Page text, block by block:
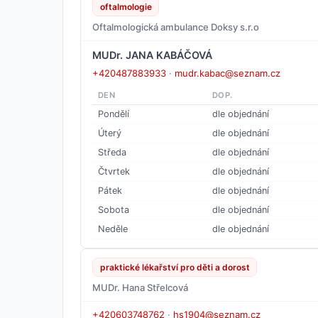
oftalmologie
Oftalmologická ambulance Doksy s.r.o
MUDr. JANA KABÁČOVÁ
+420487883933 · mudr.kabac@seznam.cz
DEN DOP.
Pondělí
dle objednání
Úterý
dle objednání
Středa
dle objednání
Čtvrtek
dle objednání
Pátek
dle objednání
Sobota
dle objednání
Neděle
dle objednání
praktické lékařství pro děti a dorost
MUDr. Hana Střelcová
+420603748762 · hs1904@seznam.cz